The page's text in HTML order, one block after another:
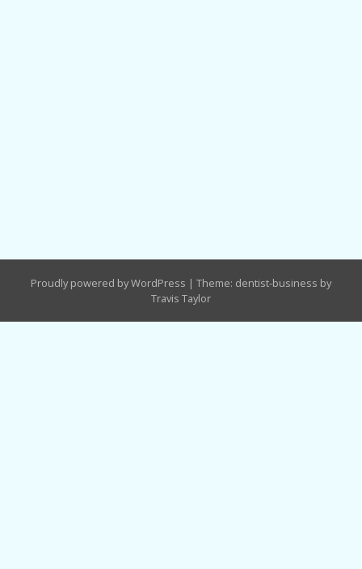
Proudly powered by WordPress | Theme: dentist-business by
Travis Taylor